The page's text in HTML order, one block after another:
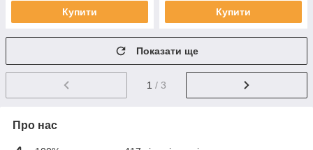
Купити Купити
Показати ще
1 / 3
Про нас